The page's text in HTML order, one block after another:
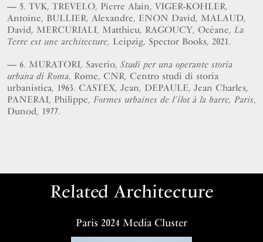
5. TVK, TREVELO, Pierre Alain, VIGER-KOHLER,
Antoine, BULLIER, Alexandre, ENON David, MALAUD,
David, MERCURIALI, Matthieu, RAGOUCY, Océane, La
Terre est une architecture, Leipzig, Spector Books, 2021.
6. MURATORI, Saverio, Studi per una operante storia
urbana di Roma, Rome, CNR, Centro studi di storia
urbanistica, 1963. CASTEX, Jean, DEPAULE, Jean Charles,
PANERAI, Philippe, Formes urbaines de l’îlot à la barre, Paris,
Dunod, 1977.
Related Architecture
Paris 2024 Media Cluster